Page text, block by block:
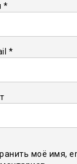
*
*
моё имя,